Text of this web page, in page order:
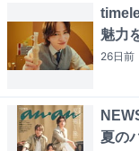
魅力
26日前
夏の